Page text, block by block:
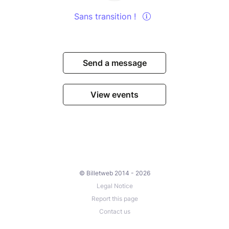
dessous, s'est réunit pour préciser le contenu de ces
collectivement ce projet !
Sans transition !
Send a message
View events
© Billetweb 2014 - 2026
Legal Notice
Report this page
Contact us